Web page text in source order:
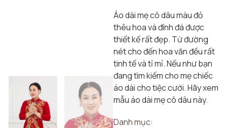
Áo dài mẹ cô dâu màu đỏ
thêu hoa và đính đá được
thiết kế rất đẹp. Từ đường
nét cho đến hoa văn đều rất
tinh tế và tỉ mỉ. Nếu như bạn
đang tìm kiếm cho mẹ chiếc
áo dài cho tiệc cưới. Hãy xem
mẫu áo dài mẹ cô dâu này.
Danh mục: